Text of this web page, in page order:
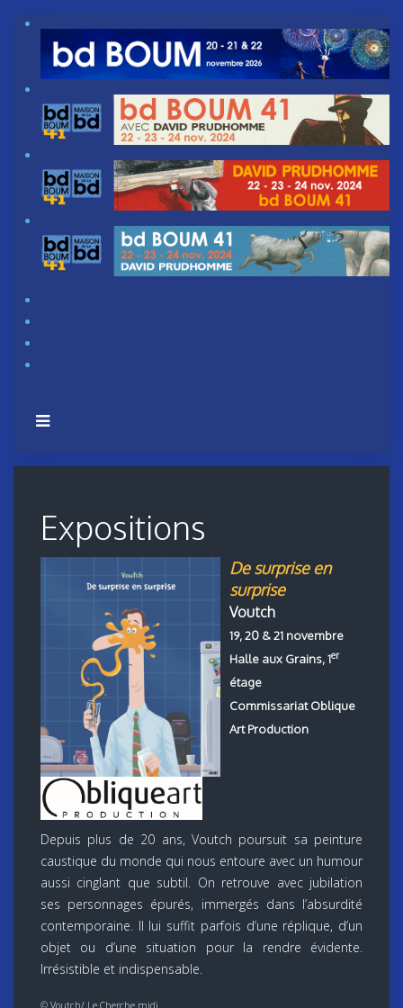
Expositions
De surprise en
surprise
Voutch
19, 20 & 21 novembre
Halle aux Grains, 1er
étage
Commissariat Oblique
Art Production
Depuis plus de 20 ans, Voutch poursuit sa peinture
caustique du monde qui nous entoure avec un humour
aussi cinglant que subtil. On retrouve avec jubilation
ses personnages épurés, immergés dans l’absurdité
contemporaine. Il lui suffit parfois d’une réplique, d’un
objet ou d’une situation pour la rendre évidente.
Irrésistible et indispensable.
© Voutch/ Le Cherche midi